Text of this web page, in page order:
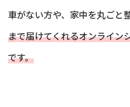
車がない方や、家中を丸ごと
まで届けてくれるオンライン
です。